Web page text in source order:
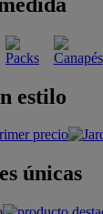
estilo
únicas